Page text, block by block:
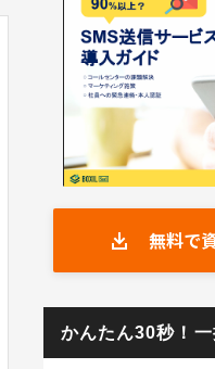
無料で
かんたん30秒！